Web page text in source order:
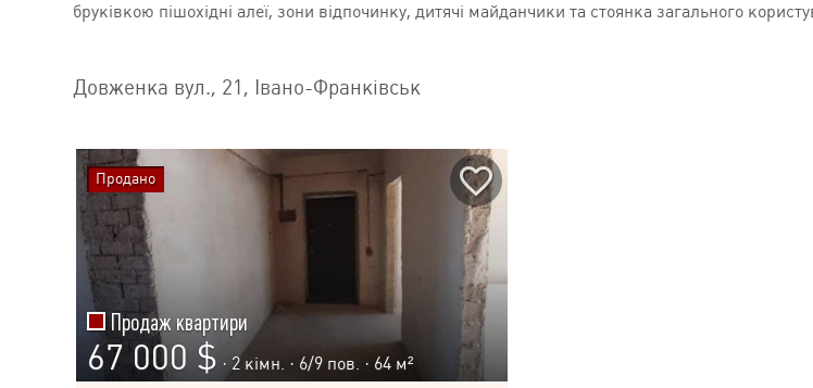
бруківкою пішохідні алеї, зони відпочинку, дитячі майданчики та стоянка загального
Довженка вул., 21, Івано-Франківськ
Продаж квартири
67 000 $ · 2 кімн. · 6/9 пов. · 64 м²
Продано